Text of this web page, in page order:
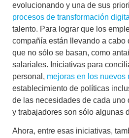
evolucionando y una de sus
procesos de transformación
talento. Para lograr que los
compañía están llevando a cabo
que no sólo se basan, como
salariales. Iniciativas para
personal , mejoras en los nuevos
establecimiento de políticas
de las necesidades de cada uno
y trabajadores son sólo algunas
Ahora, entre esas iniciativas,